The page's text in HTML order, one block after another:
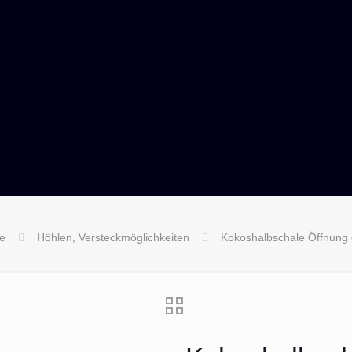
Höhlen, Versteckmöglichkeiten Kokoshalbschale Öffnung